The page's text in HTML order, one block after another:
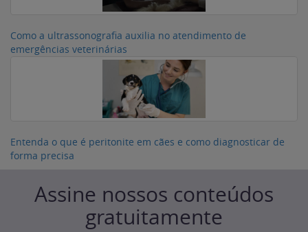
Como a ultrassonografia auxilia no atendimento de
emergências veterinárias
Entenda o que é peritonite em cães e como diagnosticar de
forma precisa
Assine nossos conteúdos
gratuitamente